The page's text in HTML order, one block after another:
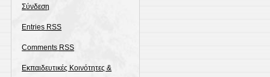
Σύνδεση
Entries RSS
Comments RSS
Εκπαιδευτικές Κοινότητες &